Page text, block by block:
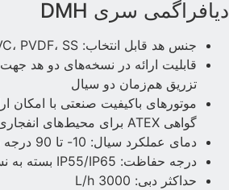
دیافراگمی سری DMH
جنس هد قابل انتخاب: PP، PVC، PVDF، SS
قابلیت ارائه در نسخه‌های دو هد
تزریق هم‌زمان دو سیال
موتورهای باکیفیت صنعتی با امکان
گواهی ATEX برای محیط‌های انفجاری
دمای عملکرد سیال: 10- تا 90 درجه سانتی‌گراد
درجه حفاظت: IP55/IP65 بسته به نسخه
حداکثر دبی: 3000 L/h